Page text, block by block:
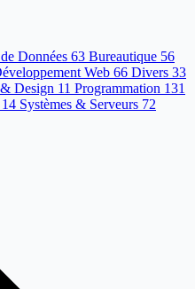
Données 63 Bureautique 56
Web 66 Divers 33
Design 11 Programmation 131
14 Systèmes & Serveurs 72